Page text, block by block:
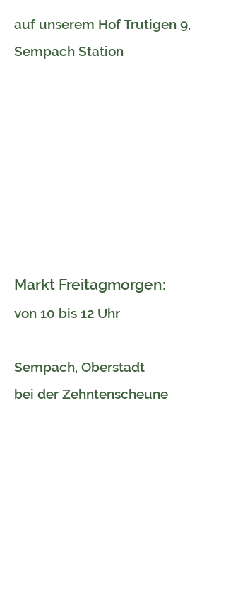
auf unserem Hof Trutigen 9,
Sempach Station
Markt Freitagmorgen:
von 10 bis 12 Uhr
Sempach, Oberstadt
bei der Zehntenscheune